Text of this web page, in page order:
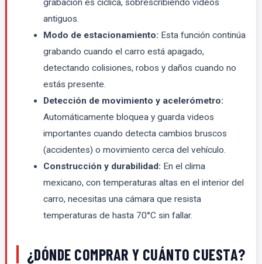
grabación es cíclica, sobrescribiendo videos
antiguos.
Modo de estacionamiento: Esta función continúa
grabando cuando el carro está apagado,
detectando colisiones, robos y daños cuando no
estás presente.
Detección de movimiento y acelerómetro:
Automáticamente bloquea y guarda videos
importantes cuando detecta cambios bruscos
(accidentes) o movimiento cerca del vehículo.
Construcción y durabilidad: En el clima
mexicano, con temperaturas altas en el interior del
carro, necesitas una cámara que resista
temperaturas de hasta 70°C sin fallar.
¿DÓNDE COMPRAR Y CUÁNTO CUESTA?